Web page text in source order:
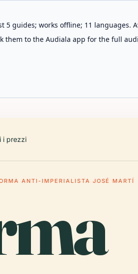
guides; works offline; 11 languages.
them to the Audiala app for the full
i prezzi
ANTI-IMPERIALISTA JOSÉ MARTÍ